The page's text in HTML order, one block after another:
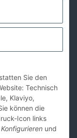
Sie den
Technisch
Klaviyo,
können die
Icon links
Konfigurieren und